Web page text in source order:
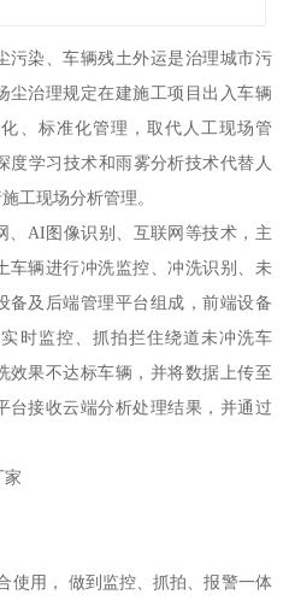
污染、车辆残土外运是治理城市污
尘治理规定在建施工项目出入车辆
、标准化管理，取代人工现场管
度学习技术和雨雾分析技术代替人
工现场分析管理。
、AI图像识别、互联网等技术，主
车辆进行冲洗监控、冲洗识别、未
备及后端管理平台组成，前端设备
时监控、抓拍拦住绕道未冲洗车
效果不达标车辆，并将数据上传至
台接收云端分析处理结果，并通过
使用， 做到监控、抓拍、报警一体